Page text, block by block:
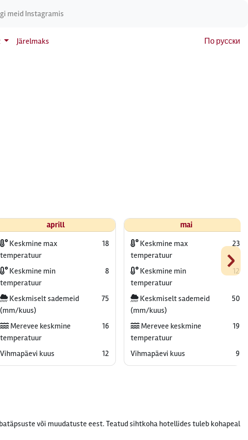
meid Instagramis
Järelmaks По русски
›
aprill
Keskmine max
temperatuur
18
Keskmine min
temperatuur
8
Keskmiselt sademeid
(mm/kuus)
75
Merevee keskmine
temperatuur
16
Vihmapäevi kuus 12
mai
Keskmine max
temperatuur
23
Keskmine min
temperatuur
12
Keskmiselt sademeid
(mm/kuus)
50
Merevee keskmine
temperatuur
19
Vihmapäevi kuus 9
või muudatuste eest. Teatud sihtkoha hotellides tuleb kohapeal